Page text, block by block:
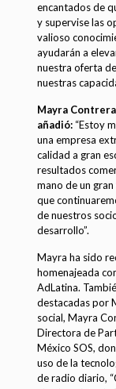
encantados de
y supervise las
valioso
ayudarán a
nuestra oferta
nuestras
Mayra
añadió:“Estoy
una empresa
calidad a gran
resultados
mano de un
que
de nuestros
desarrollo”.
Mayra ha sido
homenajeada
AdLatina.
destacadas por
social, Mayra
Directora de
México SOS,
uso de la
de radio diario,